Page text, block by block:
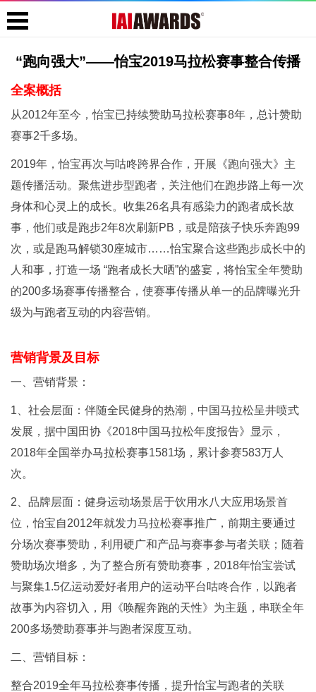
“跑向强大”——怡宝2019马拉松赛事整合传播
全案概括
从2012年至今，怡宝已持续赞助马拉松赛事8年，总计赞助
赛事2千多场。
2019年，怡宝再次与咕咚跨界合作，开展《跑向强大》主
题传播活动。聚焦进步型跑者，关注他们在跑步路上每一次
身体和心灵上的成长。收集26名具有感染力的跑者成长故
事，他们或是跑步2年8次刷新PB，或是陪孩子快乐奔跑99
次，或是跑马解锁30座城市……怡宝聚合这些跑步成长中的
人和事，打造一场 “跑者成长大晒”的盛宴，将怡宝全年赞助
的200多场赛事传播整合，使赛事传播从单一的品牌曝光升
级为与跑者互动的内容营销。
营销背景及目标
一、营销背景：
1、社会层面：伴随全民健身的热潮，中国马拉松呈井喷式
发展，据中国田协《2018中国马拉松年度报告》显示，
2018年全国举办马拉松赛事1581场，累计参赛583万人
次。
2、品牌层面：健身运动场景居于饮用水八大应用场景首
位，怡宝自2012年就发力马拉松赛事推广，前期主要通过
分场次赛事赞助，利用硬广和产品与赛事参与者关联；随着
赞助场次增多，为了整合所有赞助赛事，2018年怡宝尝试
与聚集1.5亿运动爱好者用户的运动平台咕咚合作，以跑者
故事为内容切入，用《唤醒奔跑的天性》为主题，串联全年
200多场赞助赛事并与跑者深度互动。
二、营销目标：
整合2019全年马拉松赛事传播，提升怡宝与跑者的关联